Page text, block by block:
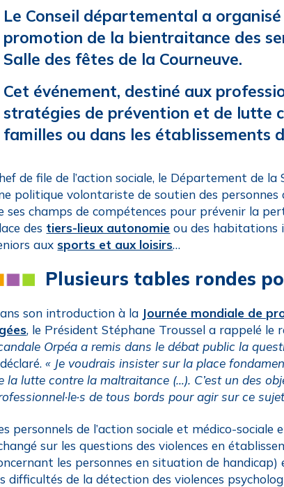
Le Conseil départemental a
promotion de la bientraitance des
Salle des fêtes de la Courneuve.
Cet événement, destiné aux
stratégies de prévention et de lutte
familles ou dans les établissements
de file de l’action sociale, le Département de
politique volontariste de soutien des
ses champs de compétences pour prévenir la
des tiers-lieux autonomie ou des habitations
aux sports et aux loisirs…
Plusieurs tables rondes
son introduction à la Journée mondiale de
, le Président Stéphane Troussel a rappelé
Orpéa a remis dans le débat public la
« Je voudrais insister sur la place
la lutte contre la maltraitance (…). C’est un des
de tous bords pour agir sur ce
personnels de l’action sociale et médico-sociale
sur les questions des violences en
les personnes en situation de
difficultés de la détection des violences